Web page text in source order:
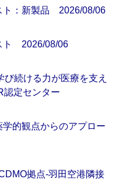
ト：新製品 2026/08/06
ト 2026/08/06
続ける力が医療を支え
定センター
的観点からのアプロー
拠点‐羽田空港隣接